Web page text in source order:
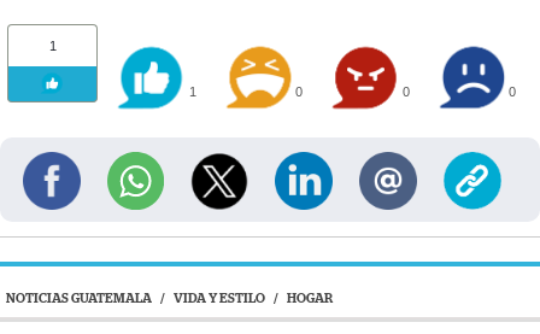
1
1 0 0 0
NOTICIAS GUATEMALA / VIDA Y ESTILO / HOGAR